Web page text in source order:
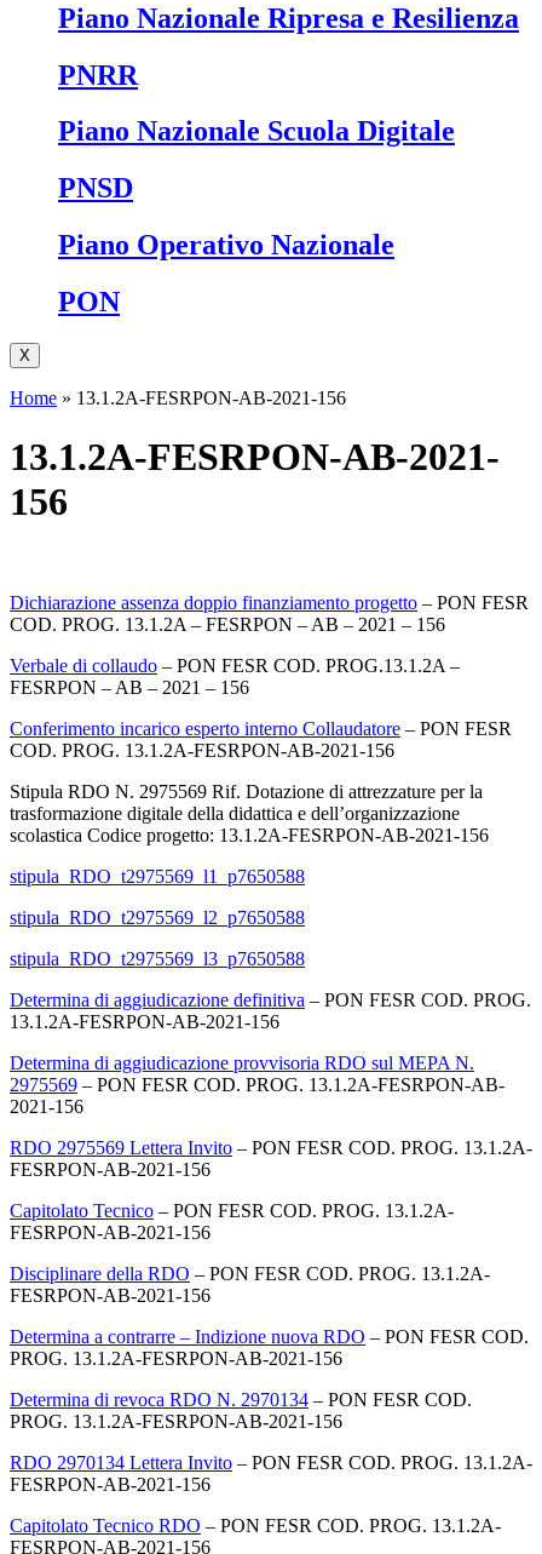
Piano Nazionale Ripresa e Resilienza
PNRR
Piano Nazionale Scuola Digitale
PNSD
Piano Operativo Nazionale
PON
X
Home » 13.1.2A-FESRPON-AB-2021-156
13.1.2A-FESRPON-AB-2021-
156
Dichiarazione assenza doppio finanziamento progetto – PON FESR
COD. PROG. 13.1.2A – FESRPON – AB – 2021 – 156
Verbale di collaudo – PON FESR COD. PROG.13.1.2A –
FESRPON – AB – 2021 – 156
Conferimento incarico esperto interno Collaudatore – PON FESR
COD. PROG. 13.1.2A-FESRPON-AB-2021-156
Stipula RDO N. 2975569 Rif. Dotazione di attrezzature per la
trasformazione digitale della didattica e dell’organizzazione
scolastica Codice progetto: 13.1.2A-FESRPON-AB-2021-156
stipula_RDO_t2975569_l1_p7650588
stipula_RDO_t2975569_l2_p7650588
stipula_RDO_t2975569_l3_p7650588
Determina di aggiudicazione definitiva – PON FESR COD. PROG.
13.1.2A-FESRPON-AB-2021-156
Determina di aggiudicazione provvisoria RDO sul MEPA N.
2975569 – PON FESR COD. PROG. 13.1.2A-FESRPON-AB-
2021-156
RDO 2975569 Lettera Invito – PON FESR COD. PROG. 13.1.2A-
FESRPON-AB-2021-156
Capitolato Tecnico – PON FESR COD. PROG. 13.1.2A-
FESRPON-AB-2021-156
Disciplinare della RDO – PON FESR COD. PROG. 13.1.2A-
FESRPON-AB-2021-156
Determina a contrarre – Indizione nuova RDO – PON FESR COD.
PROG. 13.1.2A-FESRPON-AB-2021-156
Determina di revoca RDO N. 2970134 – PON FESR COD.
PROG. 13.1.2A-FESRPON-AB-2021-156
RDO 2970134 Lettera Invito – PON FESR COD. PROG. 13.1.2A-
FESRPON-AB-2021-156
Capitolato Tecnico RDO – PON FESR COD. PROG. 13.1.2A-
FESRPON-AB-2021-156